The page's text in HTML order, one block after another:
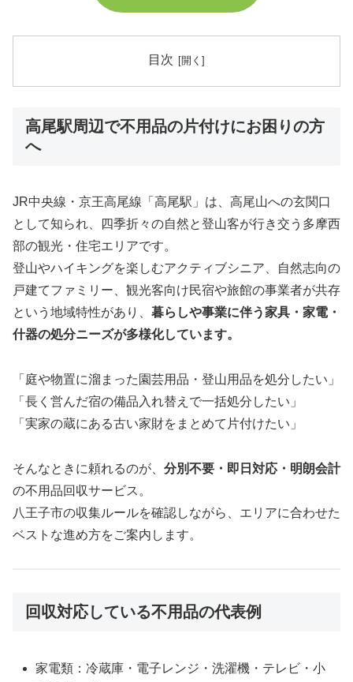
目次
高尾駅周辺で不用品の片付けにお困りの方
へ
JR中央線・京王高尾線「高尾駅」は、高尾山への玄関口
として知られ、四季折々の自然と登山客が行き交う多摩西
部の観光・住宅エリアです。
登山やハイキングを楽しむアクティブシニア、自然志向の
戸建てファミリー、観光客向け民宿や旅館の事業者が共存
という地域特性があり、 暮らしや事業に伴う家具・家電・
什器の処分ニーズが多様化しています。
「庭や物置に溜まった園芸用品・登山用品を処分したい」
「長く営んだ宿の備品入れ替えで一括処分したい」
「実家の蔵にある古い家財をまとめて片付けたい」
そんなときに頼れるのが、 分別不要・即日対応・明朗会計
の不用品回収サービス。
八王子市の収集ルールを確認しながら、エリアに合わせた
ベストな進め方をご案内します。
回収対応している不用品の代表例
家電類：冷蔵庫・電子レンジ・洗濯機・テレビ・小